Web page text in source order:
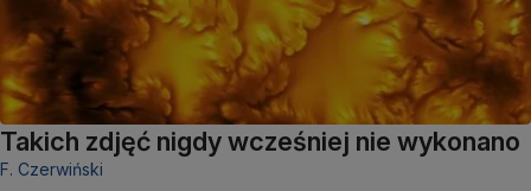
Takich zdjęć nigdy wcześniej nie wykonano
F. Czerwiński